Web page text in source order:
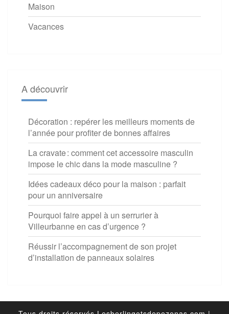
Maison
Vacances
A découvrir
Décoration : repérer les meilleurs moments de
l’année pour profiter de bonnes affaires
La cravate : comment cet accessoire masculin
impose le chic dans la mode masculine ?
Idées cadeaux déco pour la maison : parfait
pour un anniversaire
Pourquoi faire appel à un serrurier à
Villeurbanne en cas d’urgence ?
Réussir l’accompagnement de son projet
d’installation de panneaux solaires